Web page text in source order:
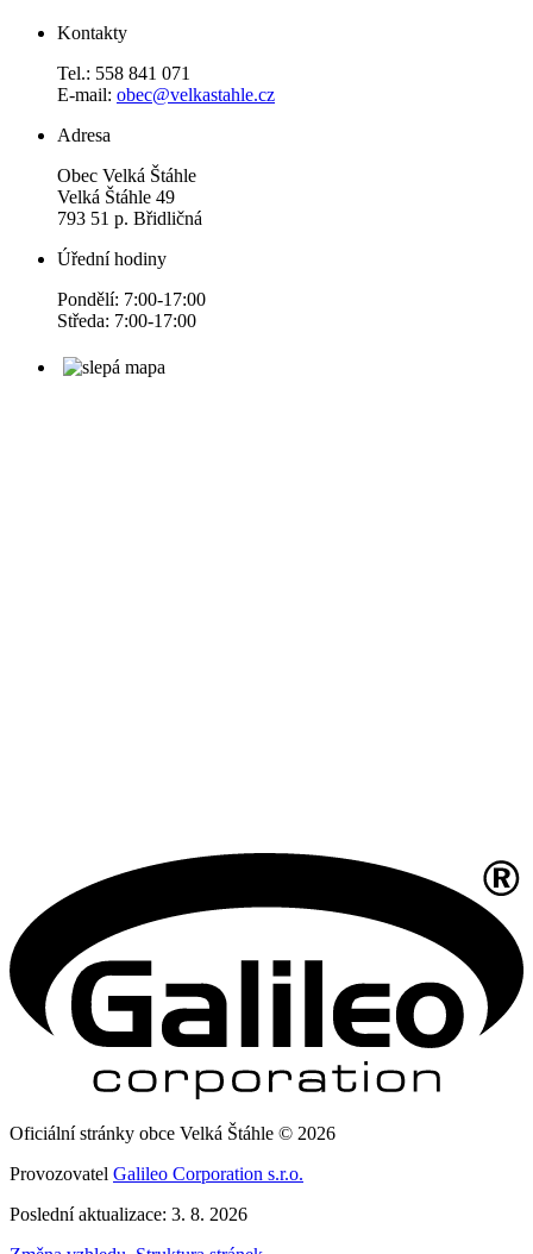
Kontakty
Tel.: 558 841 071
E-mail: obec@velkastahle.cz
Adresa
Obec Velká Štáhle
Velká Štáhle 49
793 51 p. Břidličná
Úřední hodiny
Pondělí: 7:00-17:00
Středa: 7:00-17:00
Oficiální stránky obce Velká Štáhle © 2026
Provozovatel Galileo Corporation s.r.o.
Poslední aktualizace: 3. 8. 2026